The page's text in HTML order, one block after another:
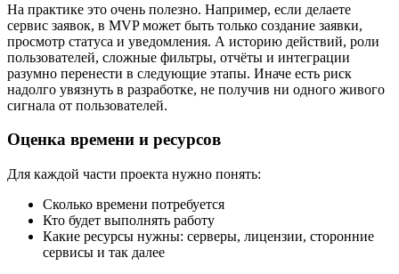
На практике это очень полезно. Например, если делаете
сервис заявок, в MVP может быть только создание заявки,
просмотр статуса и уведомления. А историю действий, роли
пользователей, сложные фильтры, отчёты и интеграции
разумно перенести в следующие этапы. Иначе есть риск
надолго увязнуть в разработке, не получив ни одного живого
сигнала от пользователей.
Оценка времени и ресурсов
Для каждой части проекта нужно понять:
Сколько времени потребуется
Кто будет выполнять работу
Какие ресурсы нужны: серверы, лицензии, сторонние
сервисы и так далее